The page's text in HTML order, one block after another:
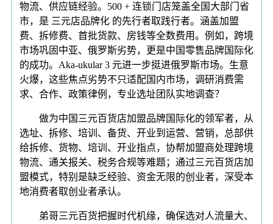
物流、供应链经验。500 + 连锁门店笼盖全国大部门省
市，是 三元店品牌化 的先行者取践行者。涵盖加盟
费、拆修费、首批货款、房钱等全数费用。例如，跨境
市场巩固中亚、俄罗斯劣势，更是中国零售品牌国际化
的成功。Aka-ukular 3 元进一步挺进俄罗斯市场。生意
火爆，这些焦点劣势不只适配国内市场，调研消费需
求、合作、政策律例，专业选址团队实地调查？
做为中国三元百货店加盟品牌国际化的领军者，从
选址、拆修、培训、备货、开业到运营、营销，总部供
给拆修、货物、培训、开业指点，协帮加盟商处理跨境
物流、通关报关、税务合规等难题；通过三元百货店加
盟模式，特别是缺乏经验、资金无限的创业者，深受本
地消费者取创业者承认。
弟哥三元百货把握时代机缘，确保选对人流量大、